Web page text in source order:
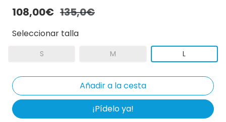
108,00€ 135,0€
Seleccionar talla
S M L
¡Pídelo ya!